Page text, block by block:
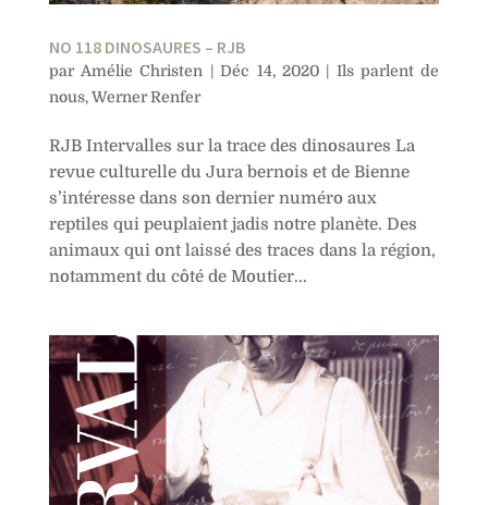
NO 118 DINOSAURES – RJB
par Amélie Christen |Déc 14, 2020| Ils parlent de
nous,Werner Renfer
RJB Intervalles sur la trace des dinosaures La
revue culturelle du Jura bernois et de Bienne
s’intéresse dans son dernier numéro aux
reptiles qui peuplaient jadis notre planète. Des
animaux qui ont laissé des traces dans la région,
notamment du côté de Moutier...